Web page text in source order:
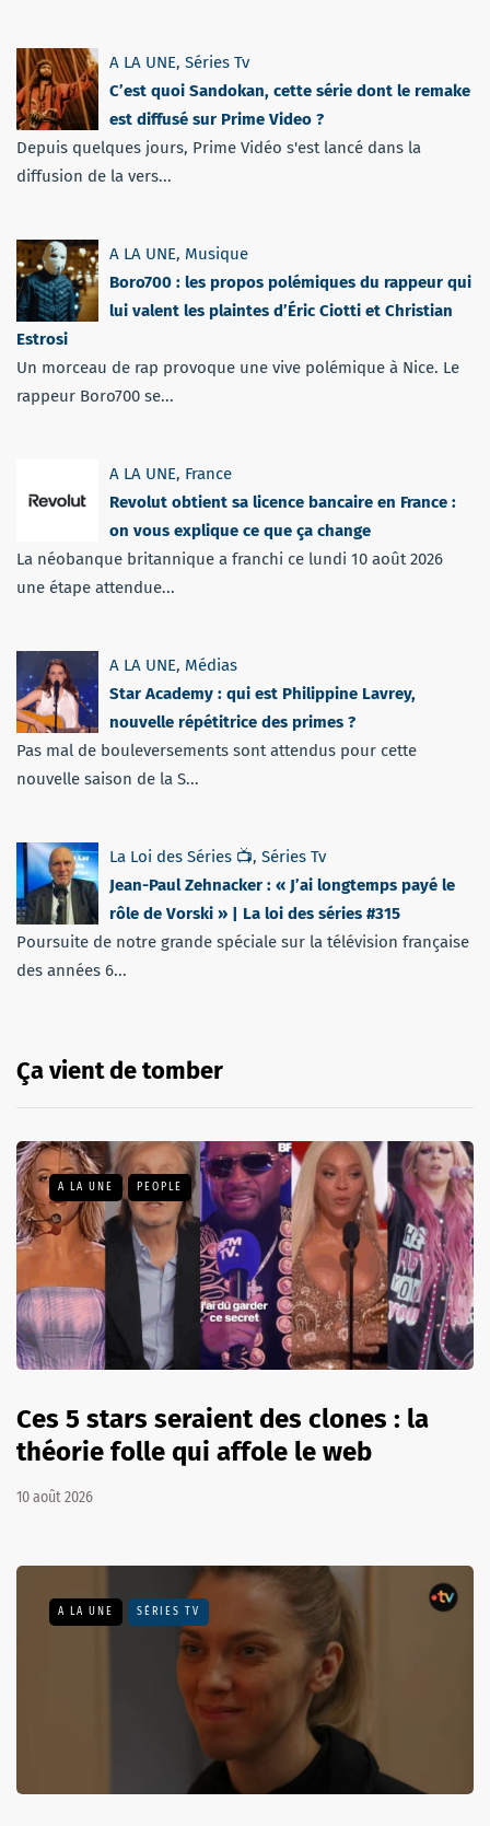
A LA UNE, Séries Tv
C’est quoi Sandokan, cette série dont le remake
est diffusé sur Prime Video ?
Depuis quelques jours, Prime Vidéo s'est lancé dans la
diffusion de la vers...
A LA UNE, Musique
Boro700 : les propos polémiques du rappeur qui
lui valent les plaintes d’Éric Ciotti et Christian
Estrosi
Un morceau de rap provoque une vive polémique à Nice. Le
rappeur Boro700 se...
A LA UNE, France
Revolut obtient sa licence bancaire en France :
on vous explique ce que ça change
La néobanque britannique a franchi ce lundi 10 août 2026
une étape attendue...
A LA UNE, Médias
Star Academy : qui est Philippine Lavrey,
nouvelle répétitrice des primes ?
Pas mal de bouleversements sont attendus pour cette
nouvelle saison de la S...
La Loi des Séries 📺, Séries Tv
Jean-Paul Zehnacker : « J’ai longtemps payé le
rôle de Vorski » | La loi des séries #315
Poursuite de notre grande spéciale sur la télévision française
des années 6...
Ça vient de tomber
A LA UNE PEOPLE
Ces 5 stars seraient des clones : la
théorie folle qui affole le web
10 août 2026
A LA UNE SÉRIES TV